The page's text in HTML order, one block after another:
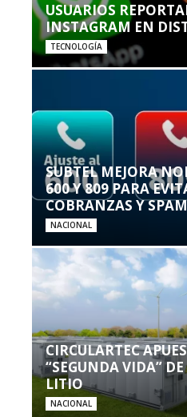
USUARIOS
INSTAGRAM EN
TECNOLOGÍA
SUBTEL MEJORA
600 Y 809 PARA
COBRANZAS Y SPAM
NACIONAL
CIRCULARTEC
“SEGUNDA VIDA”
LITIO
NACIONAL